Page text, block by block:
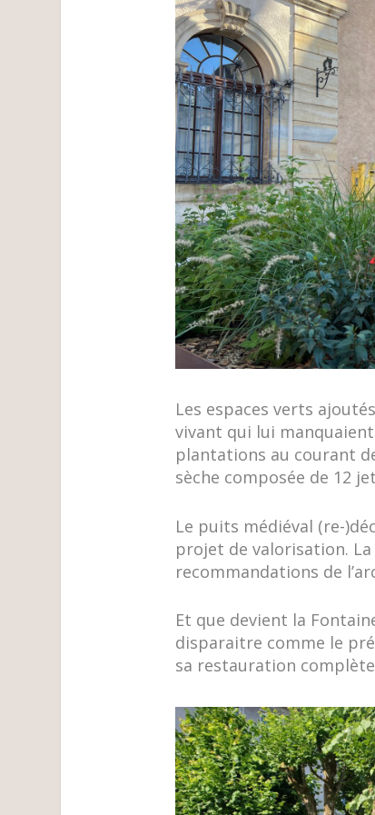
Les espaces verts
vivant qui lui
plantations au courant
sèche composée de 12
Le puits médiéval (re-
projet de valorisation.
recommandations de
Et que devient la
disparaitre comme le
sa restauration